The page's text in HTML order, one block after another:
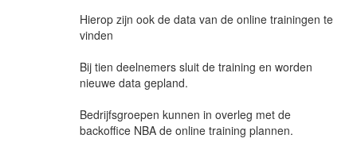
Hierop zijn ook de data van de online trainingen te
vinden
Bij tien deelnemers sluit de training en worden
nieuwe data gepland.
Bedrijfsgroepen kunnen in overleg met de
backoffice NBA de online training plannen.